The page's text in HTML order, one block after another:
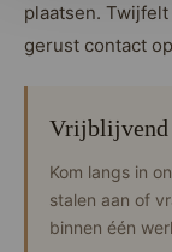
plaatsen.
gerust contact
Vrijblijvend
Kom langs in
stalen aan of
binnen één